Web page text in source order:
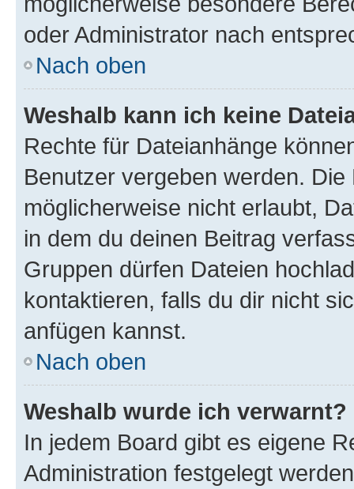
oder Administrator nach
Nach oben
Weshalb kann ich keine
Rechte für Dateianhänge
Benutzer vergeben werden.
möglicherweise nicht erlaubt,
in dem du deinen Beitrag
Gruppen dürfen Dateien
kontaktieren, falls du dir nicht
anfügen kannst.
Nach oben
Weshalb wurde ich verwarnt?
In jedem Board gibt es eigene
Administration festgelegt